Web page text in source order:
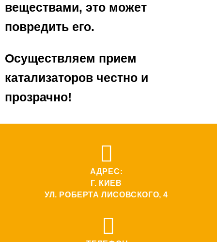
веществами, это может
повредить его.
Осуществляем прием
катализаторов честно и
прозрачно!
АДРЕС:
Г. КИЕВ
УЛ. РОБЕРТА ЛИСОВСКОГО, 4